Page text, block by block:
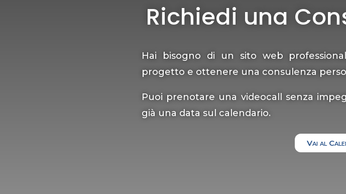
Richiedi una
Hai bisogno di un sito web
progetto e ottenere una consulenza
Puoi prenotare una videocall senza
già una data sul calendario.
Vai al